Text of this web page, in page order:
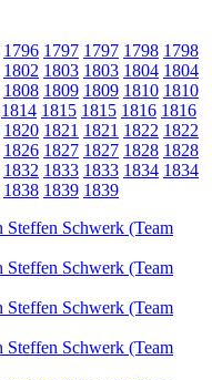
1796 1797 1797 1798 1798
1802 1803 1803 1804 1804
1808 1809 1809 1810 1810
1814 1815 1815 1816 1816
1820 1821 1821 1822 1822
1826 1827 1827 1828 1828
1832 1833 1833 1834 1834
1838 1839 1839